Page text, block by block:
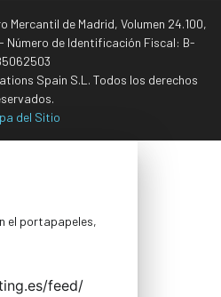
Mercantil de Madrid, Volumen 24.100,
Número de Identificación Fiscal: B-
Spain S.L. Todos los derechos
del Sitio
el portapapeles,